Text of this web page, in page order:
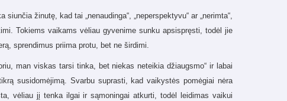
žinutę, kad tai „nenaudinga“, „neperspektyvu“ ar „nerimta“,
Tokiems vaikams vėliau gyvenime sunku apsispręsti, todėl jie
sprendimus priima protu, bet ne širdimi.
man viskas tarsi tinka, bet niekas neteikia džiaugsmo“ ir labai
susidomėjimą. Svarbu suprasti, kad vaikystės pomėgiai nėra
vėliau jį tenka ilgai ir sąmoningai atkurti, todėl leidimas vaikui